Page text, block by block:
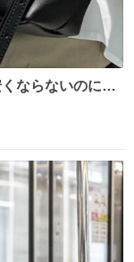
ならないのにセ
級にかわいい。